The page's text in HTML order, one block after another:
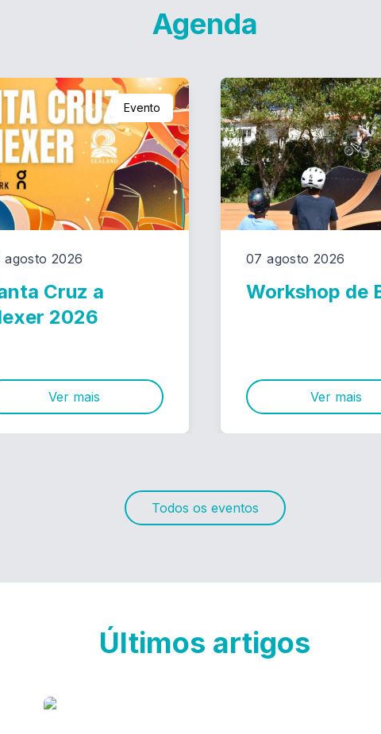
Agenda
Evento
agosto 2026
Cruz a
2026
Ver mais
07 agosto 2026
Workshop de
Ver mais
Todos os eventos
Últimos artigos